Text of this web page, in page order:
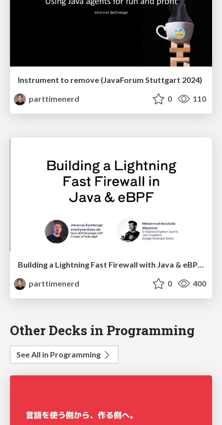
Instrument to remove (JavaForum Stuttgart 2024)
parttimenerd
0 110
Building a Lightning Fast Firewall with Java & eBPF (JavaZone 2024)
parttimenerd
0 400
Other Decks in Programming
See All in Programming